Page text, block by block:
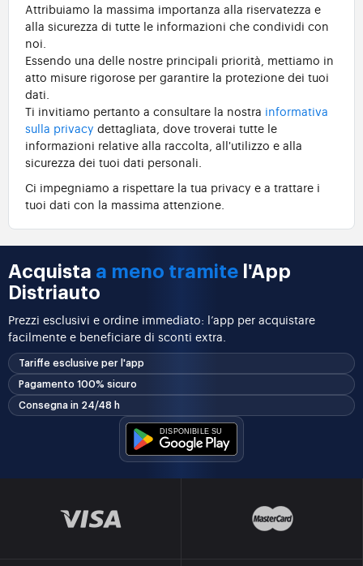
Attribuiamo la massima importanza alla riservatezza e
alla sicurezza di tutte le informazioni che condividi con
noi.
Essendo una delle nostre principali priorità, mettiamo in
atto misure rigorose per garantire la protezione dei tuoi
dati.
Ti invitiamo pertanto a consultare la nostra informativa
sulla privacy dettagliata, dove troverai tutte le
informazioni relative alla raccolta, all'utilizzo e alla
sicurezza dei tuoi dati personali.
Ci impegniamo a rispettare la tua privacy e a trattare i
tuoi dati con la massima attenzione.
Acquista a meno tramite l'App
Distriauto
Prezzi esclusivi e ordine immediato: l’app per acquistare
facilmente e beneficiare di sconti extra.
Tariffe esclusive per l'app
Pagamento 100% sicuro
Consegna in 24/48 h